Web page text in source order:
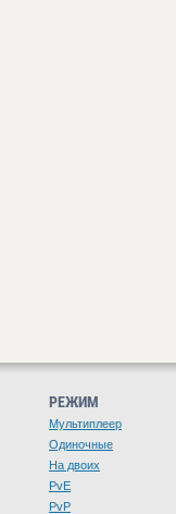
РЕЖИМ
Мультиплеер
Одиночные
На двоих
PvE
PvP